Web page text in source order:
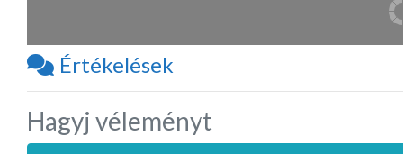
Értékelések
Hagyj véleményt